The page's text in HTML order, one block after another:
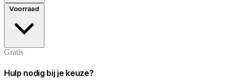
Voorraad
Gratis
Hulp nodig bij je keuze?